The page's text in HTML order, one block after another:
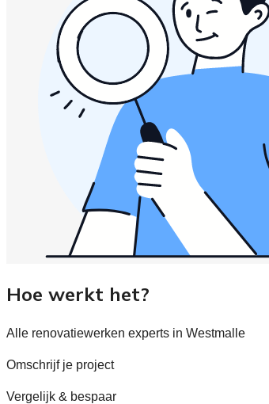
Hoe werkt het?
Alle renovatiewerken experts in Westmalle
Omschrijf je project
Vergelijk & bespaar